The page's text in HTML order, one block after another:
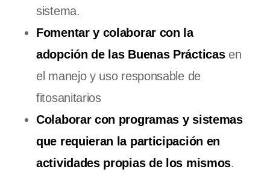
sistema.
Fomentar y colaborar con la
adopción de las Buenas Prácticasen
el manejo y uso responsable de
fitosanitarios
Colaborar con programas y sistemas
que requieran la participación en
actividades propias de los mismos.